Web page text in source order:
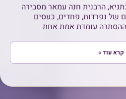
הרבנית חנה עמאר מסבירה
של נפרדות, פחדים, כעסים
ההסתרה עומדת אמת אחת
קרא עוד »